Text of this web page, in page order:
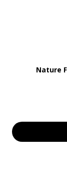
Nature